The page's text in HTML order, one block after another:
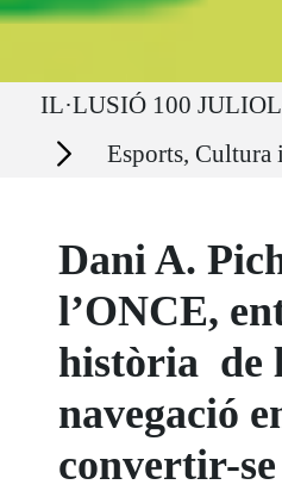
Ruta del sitio
IL·LUSIÓ 100
Secciones Esports, Cultura
Dani A.
l’ONCE,
història de
navegació
convertir-